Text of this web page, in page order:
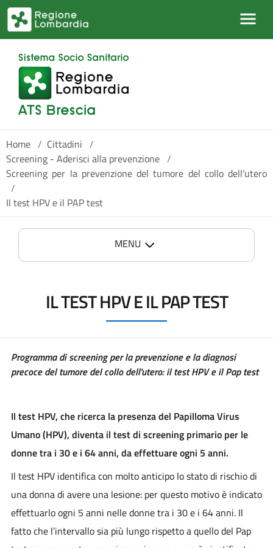
Salta al contenuto principale
Home / Cittadini /
Screening - Aderisci alla prevenzione /
Screening per la prevenzione del tumore del collo dell'utero
/
Il test HPV e il PAP test
MENU
IL TEST HPV E IL PAP TEST
Programma di screening per la prevenzione e la diagnosi
precoce del tumore del collo dell'utero: il test HPV e il Pap test
Il test HPV, che ricerca la presenza del Papilloma Virus
Umano (HPV), diventa il test di screening primario per le
donne tra i 30 e i 64 anni, da effettuare ogni 5 anni.
Il test HPV identifica con molto anticipo lo stato di rischio di
una donna di avere una lesione: per questo motivo è indicato
effettuarlo ogni 5 anni nelle donne tra i 30 e i 64 anni. Il
fatto che l’intervallo sia più lungo rispetto a quello del Pap